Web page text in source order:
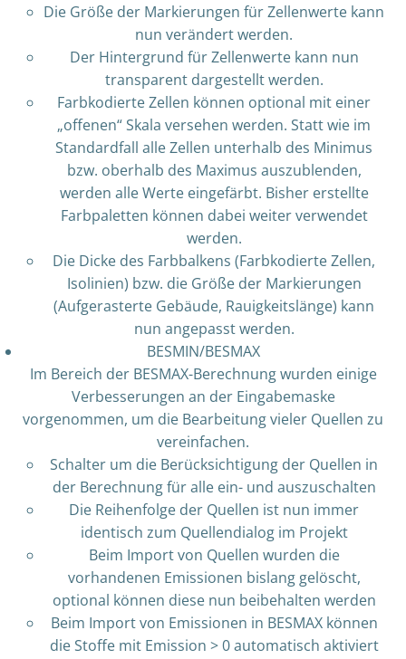
Die Größe der Markierungen für Zellenwerte kann
nun verändert werden.
Der Hintergrund für Zellenwerte kann nun
transparent dargestellt werden.
Farbkodierte Zellen können optional mit einer
„offenen“ Skala versehen werden. Statt wie im
Standardfall alle Zellen unterhalb des Minimus
bzw. oberhalb des Maximus auszublenden,
werden alle Werte eingefärbt. Bisher erstellte
Farbpaletten können dabei weiter verwendet
werden.
Die Dicke des Farbbalkens (Farbkodierte Zellen,
Isolinien) bzw. die Größe der Markierungen
(Aufgerasterte Gebäude, Rauigkeitslänge) kann
nun angepasst werden.
BESMIN/BESMAX
Im Bereich der BESMAX-Berechnung wurden einige
Verbesserungen an der Eingabemaske
vorgenommen, um die Bearbeitung vieler Quellen zu
vereinfachen.
Schalter um die Berücksichtigung der Quellen in
der Berechnung für alle ein- und auszuschalten
Die Reihenfolge der Quellen ist nun immer
identisch zum Quellendialog im Projekt
Beim Import von Quellen wurden die
vorhandenen Emissionen bislang gelöscht,
optional können diese nun beibehalten werden
Beim Import von Emissionen in BESMAX können
die Stoffe mit Emission > 0 automatisch aktiviert